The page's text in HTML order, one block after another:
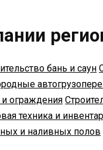
бань и саун
ограждения
техника и
и наливных полов